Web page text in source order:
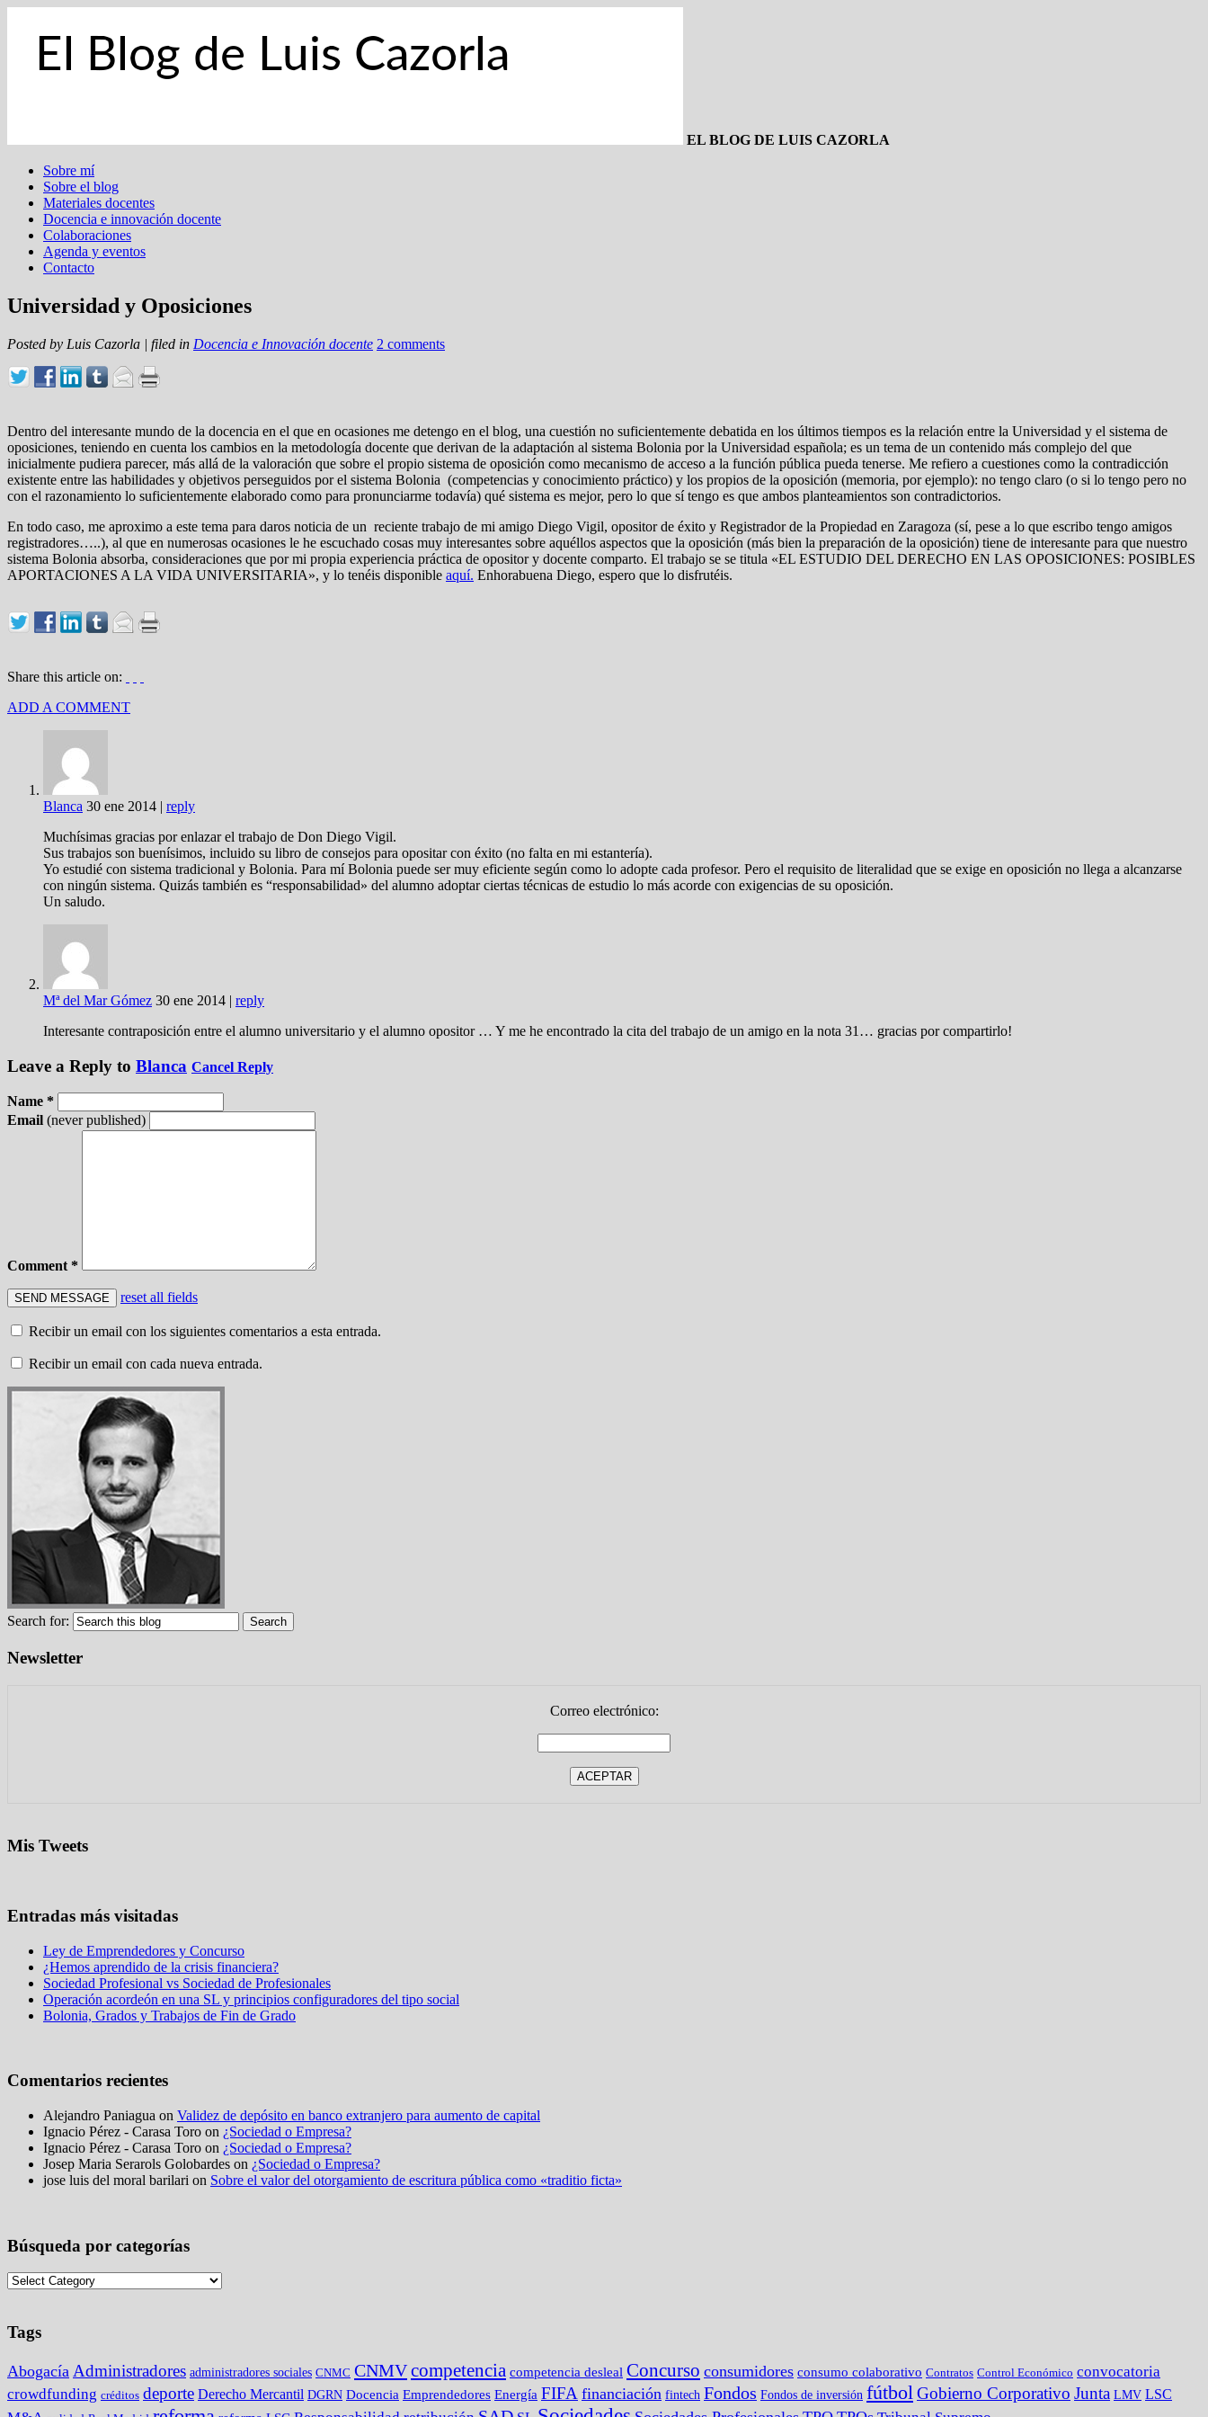
EL BLOG DE LUIS CAZORLA
Sobre mí
Sobre el blog
Materiales docentes
Docencia e innovación docente
Colaboraciones
Agenda y eventos
Contacto
Universidad y Oposiciones
Posted by Luis Cazorla | filed in Docencia e Innovación docente 2 comments
Dentro del interesante mundo de la docencia en el que en ocasiones me detengo en el blog, una cuestión no suficientemente debatida en los últimos tiempos es la relación entre la Universidad y el sistema de
oposiciones, teniendo en cuenta los cambios en la metodología docente que derivan de la adaptación al sistema Bolonia por la Universidad española; es un tema de un contenido más complejo del que
inicialmente pudiera parecer, más allá de la valoración que sobre el propio sistema de oposición como mecanismo de acceso a la función pública pueda tenerse. Me refiero a cuestiones como la contradicción
existente entre las habilidades y objetivos perseguidos por el sistema Bolonia (competencias y conocimiento práctico) y los propios de la oposición (memoria, por ejemplo): no tengo claro (o si lo tengo pero no
con el razonamiento lo suficientemente elaborado como para pronunciarme todavía) qué sistema es mejor, pero lo que sí tengo es que ambos planteamientos son contradictorios.
En todo caso, me aproximo a este tema para daros noticia de un reciente trabajo de mi amigo Diego Vigil, opositor de éxito y Registrador de la Propiedad en Zaragoza (sí, pese a lo que escribo tengo amigos
registradores…..), al que en numerosas ocasiones le he escuchado cosas muy interesantes sobre aquéllos aspectos que la oposición (más bien la preparación de la oposición) tiene de interesante para que nuestro
sistema Bolonia absorba, consideraciones que por mi propia experiencia práctica de opositor y docente comparto. El trabajo se se titula «EL ESTUDIO DEL DERECHO EN LAS OPOSICIONES: POSIBLES
APORTACIONES A LA VIDA UNIVERSITARIA», y lo tenéis disponible aquí. Enhorabuena Diego, espero que lo disfrutéis.
Share this article on:
ADD A COMMENT
Blanca 30 ene 2014 | reply
Muchísimas gracias por enlazar el trabajo de Don Diego Vigil.
Sus trabajos son buenísimos, incluido su libro de consejos para opositar con éxito (no falta en mi estantería).
Yo estudié con sistema tradicional y Bolonia. Para mí Bolonia puede ser muy eficiente según como lo adopte cada profesor. Pero el requisito de literalidad que se exige en oposición no llega a alcanzarse
con ningún sistema. Quizás también es “responsabilidad» del alumno adoptar ciertas técnicas de estudio lo más acorde con exigencias de su oposición.
Un saludo.
Mª del Mar Gómez 30 ene 2014 | reply
Interesante contraposición entre el alumno universitario y el alumno opositor … Y me he encontrado la cita del trabajo de un amigo en la nota 31… gracias por compartirlo!
Leave a Reply to Blanca Cancel Reply
Name *
Email (never published)
Comment *
reset all fields
Recibir un email con los siguientes comentarios a esta entrada.
Recibir un email con cada nueva entrada.
Search for:
Newsletter
Correo electrónico:
Mis Tweets
Entradas más visitadas
Ley de Emprendedores y Concurso
¿Hemos aprendido de la crisis financiera?
Sociedad Profesional vs Sociedad de Profesionales
Operación acordeón en una SL y principios configuradores del tipo social
Bolonia, Grados y Trabajos de Fin de Grado
Comentarios recientes
Alejandro Paniagua on Validez de depósito en banco extranjero para aumento de capital
Ignacio Pérez - Carasa Toro on ¿Sociedad o Empresa?
Ignacio Pérez - Carasa Toro on ¿Sociedad o Empresa?
Josep Maria Serarols Golobardes on ¿Sociedad o Empresa?
jose luis del moral barilari on Sobre el valor del otorgamiento de escritura pública como «traditio ficta»
Búsqueda por categorías
Tags
Abogacía Administradores administradores sociales CNMC CNMVcompetencia competencia desleal Concurso consumidores consumo colaborativo Contratos Control Económico convocatoria
crowdfunding créditos deporte Derecho Mercantil DGRN Docencia Emprendedores Energía FIFA financiación fintech Fondos Fondos de inversión fútbolGobierno Corporativo Junta LMV LSC